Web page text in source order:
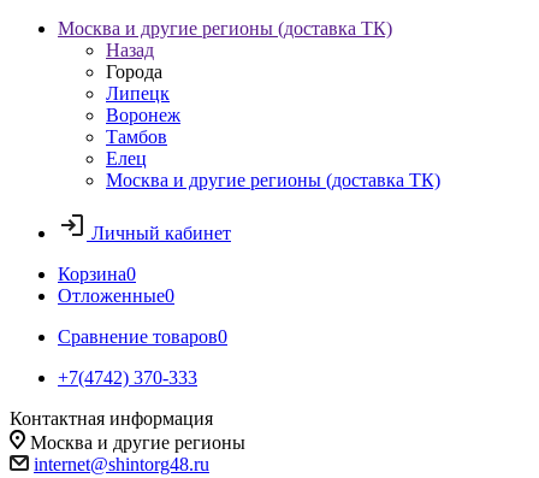
Москва и другие регионы (доставка ТК)
Назад
Города
Липецк
Воронеж
Тамбов
Елец
Москва и другие регионы (доставка ТК)
Личный кабинет
Корзина0
Отложенные0
Сравнение товаров0
+7(4742) 370-333
Контактная информация
Москва и другие регионы
internet@shintorg48.ru